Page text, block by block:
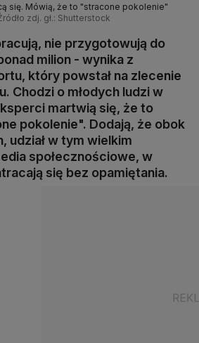
się. Mówią, że to "stracone pokolenie"
zdj. gł.: Shutterstock
nie przygotowują do
milion - wynika z
który powstał na zlecenie
Chodzi o młodych ludzi w
martwią się, że to
pokolenie". Dodają, że obok
udział w tym wielkim
społecznościowe, w
się bez opamiętania.